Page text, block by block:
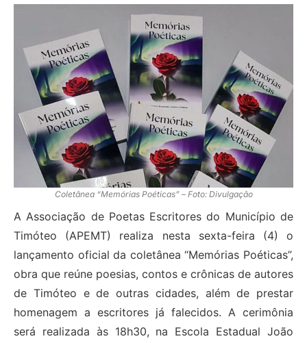
Coletânea “Memórias Poéticas” – Foto: Divulgação
A Associação de Poetas Escritores do Município de
Timóteo (APEMT) realiza nesta sexta-feira (4) o
lançamento oficial da coletânea “Memórias Poéticas”,
obra que reúne poesias, contos e crônicas de autores
de Timóteo e de outras cidades, além de prestar
homenagem a escritores já falecidos. A cerimônia
será realizada às 18h30, na Escola Estadual João